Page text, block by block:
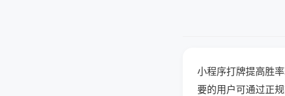
小程序打牌提高胜
要的用户可通过正规